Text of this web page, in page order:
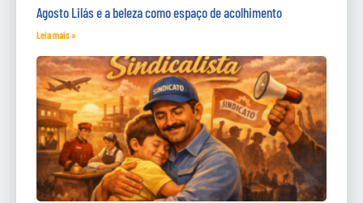
Agosto Lilás e a beleza como espaço de acolhimento
Leia mais »